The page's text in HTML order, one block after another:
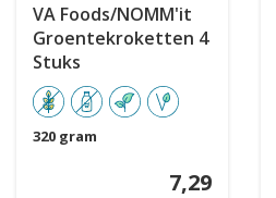
VA Foods/NOMM'it
Groentekroketten 4
Stuks
320 gram
7,29